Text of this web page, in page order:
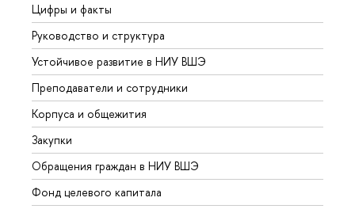
Цифры и факты
Руководство и структура
Устойчивое развитие в НИУ ВШЭ
Преподаватели и сотрудники
Корпуса и общежития
Закупки
Обращения граждан в НИУ ВШЭ
Фонд целевого капитала